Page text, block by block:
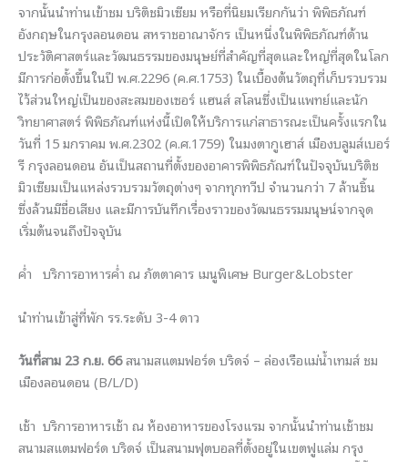
จากนั้นนำท่านเข้าชม บริติชมิวเซียม หรือที่นิยมเรียกกันว่า พิพิธภัณฑ์
อังกฤษในกรุงลอนดอน สหราชอาณาจักร เป็นหนึ่งในพิพิธภัณฑ์ด้าน
ประวัติศาสตร์และวัฒนธรรมของมนุษย์ที่สำคัญที่สุดและใหญ่ที่สุดในโลก
มีการก่อตั้งขึ้นในปี พ.ศ.2296 (ค.ศ.1753) ในเบื้องต้นวัตถุที่เก็บรวบรวม
ไว้ส่วนใหญ่เป็นของสะสมของเซอร์ แฮนส์ สโลนซึ่งเป็นแพทย์และนัก
วิทยาศาสตร์ พิพิธภัณฑ์แห่งนี้เปิดให้บริการแก่สาธารณะเป็นครั้งแรกใน
วันที่ 15 มกราคม พ.ศ.2302 (ค.ศ.1759) ในมงตากูเฮาส์ เมืองบลูมส์เบอร์
รี กรุงลอนดอน อันเป็นสถานที่ตั้งของอาคารพิพิธภัณฑ์ในปัจจุบันบริติช
มิวเซียมเป็นแหล่งรวบรวมวัตถุต่างๆ จากทุกทวีป จำนวนกว่า 7 ล้านชิ้น
ซึ่งล้วนมีชื่อเสียง และมีการบันทึกเรื่องราวของวัฒนธรรมมนุษน์จากจุด
เริ่มต้นจนถึงปัจจุบัน
ค่ำ บริการอาหารค่ำ ณ ภัตตาคาร เมนูพิเศษ Burger&Lobster
นำท่านเข้าสู่ที่พัก รร.ระดับ 3-4 ดาว
วันที่สาม 23 ก.ย. 66สนามสแตมฟอร์ด บริดจ์ – ล่องเรือแม่น้ำเทมส์ ชม
เมืองลอนดอน (B/L/D)
เช้า บริการอาหารเช้า ณ ห้องอาหารของโรงแรม จากนั้นนำท่านเช้าชม
สนามสแตมฟอร์ด บริดจ์ เป็นสนามฟุตบอลที่ตั้งอยู่ในเขตฟูแล่ม กรุง